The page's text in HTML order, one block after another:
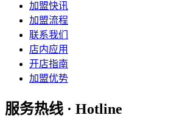
加盟快讯
加盟流程
联系我们
店内应用
开店指南
加盟优势
服务热线 · Hotline